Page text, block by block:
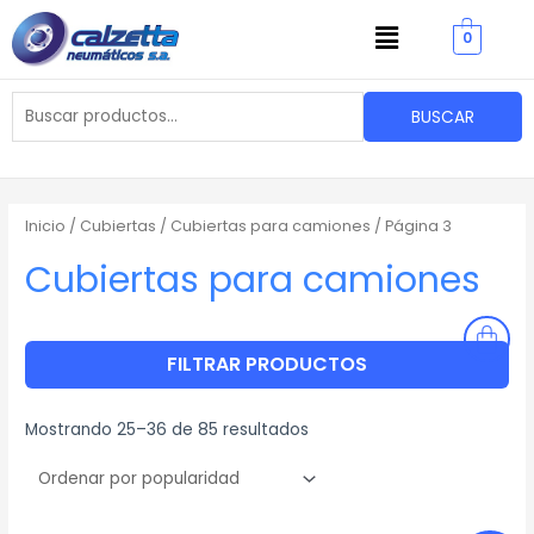
al
contenido
Menu 0
Buscar
por:
BUSCAR
Inicio / Cubiertas / Cubiertas para camiones / Página 3
Cubiertas para camiones
FILTRAR PRODUCTOS
Mostrando 25–36 de 85 resultados
popularidad